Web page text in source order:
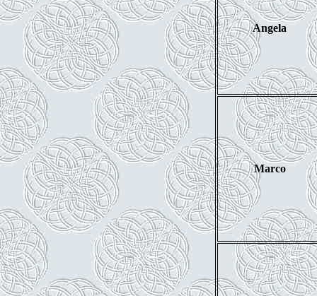
Angela
Marco